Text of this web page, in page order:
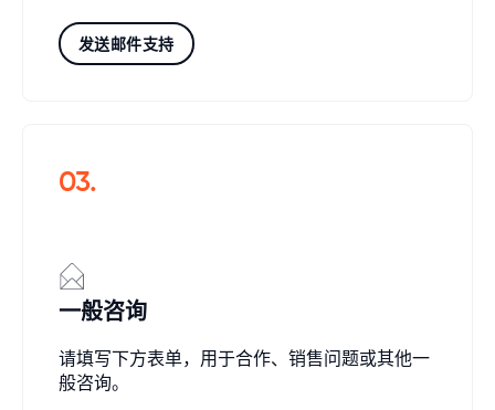
发送邮件支持
03.
一般咨询
请填写下方表单，用于合作、销售问题或其他一
般咨询。